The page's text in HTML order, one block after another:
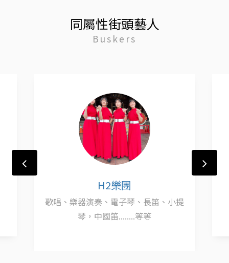
同屬性街頭藝人
Buskers
H2樂團
歌唱、樂器演奏、電子琴、長笛、小提
琴，中國笛........等等